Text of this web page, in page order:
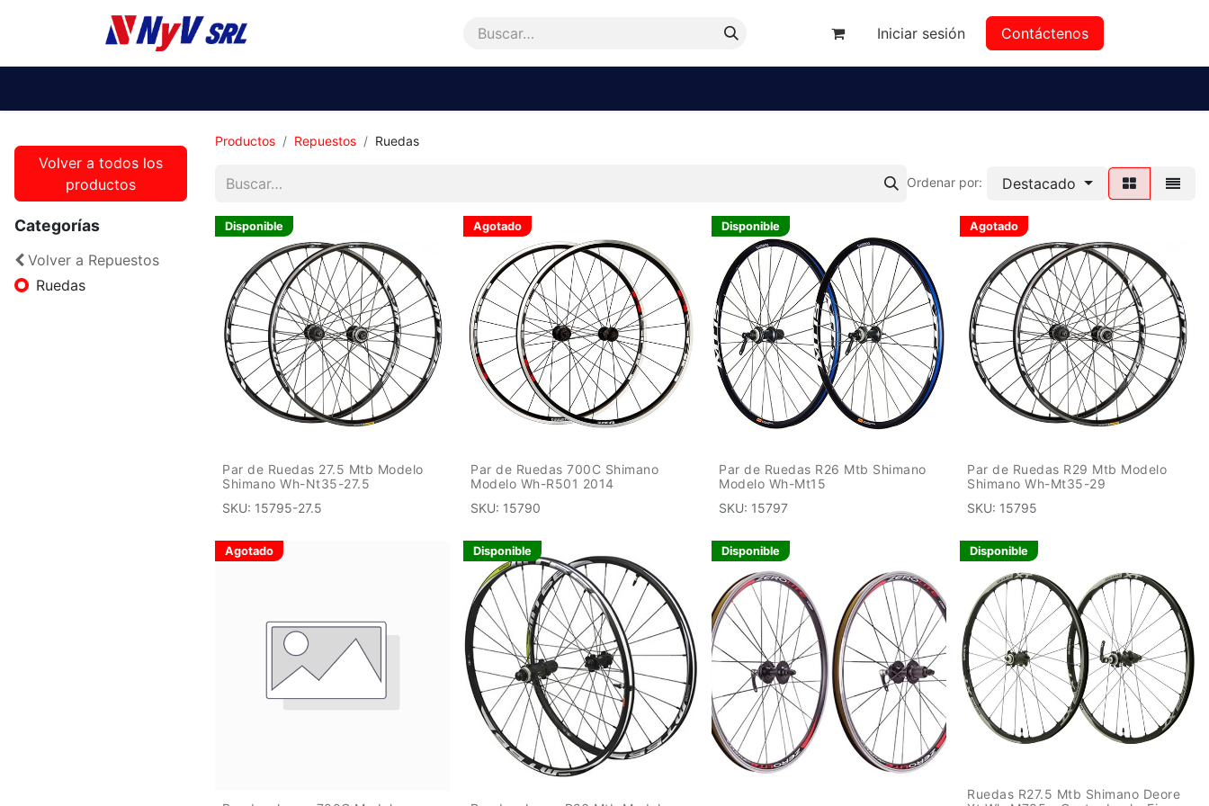
Iniciar sesión Contáctenos
Volver a todos los
productos
Categorías
Volver a Repuestos
Ruedas
Productos Repuestos Ruedas
Ordenar por: Destacado
Disponible
Par de Ruedas 27.5 Mtb Modelo
Shimano Wh-Nt35-27.5
SKU: 15795-27.5
Agotado
Par de Ruedas 700C Shimano
Modelo Wh-R501 2014
SKU: 15790
Disponible
Par de Ruedas R26 Mtb Shimano
Modelo Wh-Mt15
SKU: 15797
Agotado
Par de Ruedas R29 Mtb Modelo
Shimano Wh-Mt35-29
SKU: 15795
Agotado Disponible Disponible Disponible
Ruedas R27.5 Mtb Shimano Deore